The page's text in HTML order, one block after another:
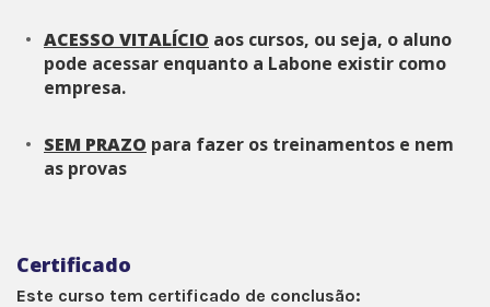
ACESSO VITALÍCIO aos cursos, ou seja, o aluno
pode acessar enquanto a Labone existir como
empresa.
SEM PRAZO para fazer os treinamentos e nem
as provas
Certificado
Este curso tem certificado de conclusão: